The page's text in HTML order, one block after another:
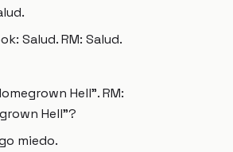
Salud. RM: Salud.
Hell". RM:
Hell"?
miedo.